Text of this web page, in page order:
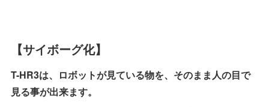
【サイボーグ化】
T-HR3は、ロボットが見ている物を、そのまま人の目で
見る事が出来ます。